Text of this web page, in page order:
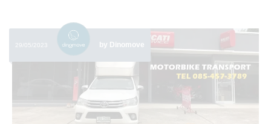
29/05/2023 by Dinomove